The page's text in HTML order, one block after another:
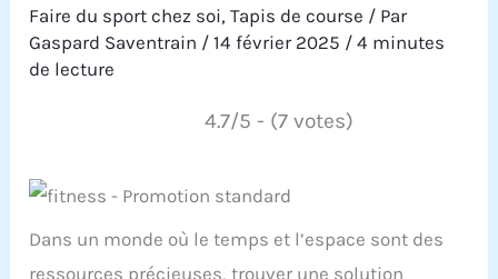
Faire du sport chez soi,Tapis de course / Par
Gaspard Saventrain /14 février 2025 /4 minutes
de lecture
4.7/5 - (7 votes)
Dans un monde où le temps et l’espace sont des
ressources précieuses, trouver une solution